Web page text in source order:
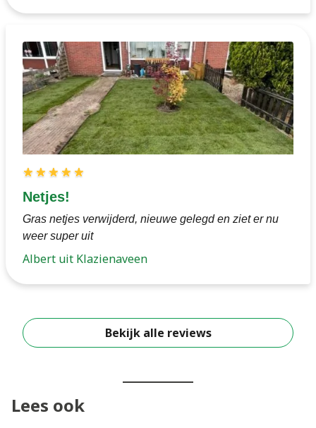
Netjes!
Gras netjes verwijderd, nieuwe gelegd en ziet er nu
weer super uit
Albert uit Klazienaveen
Bekijk alle reviews
Lees ook